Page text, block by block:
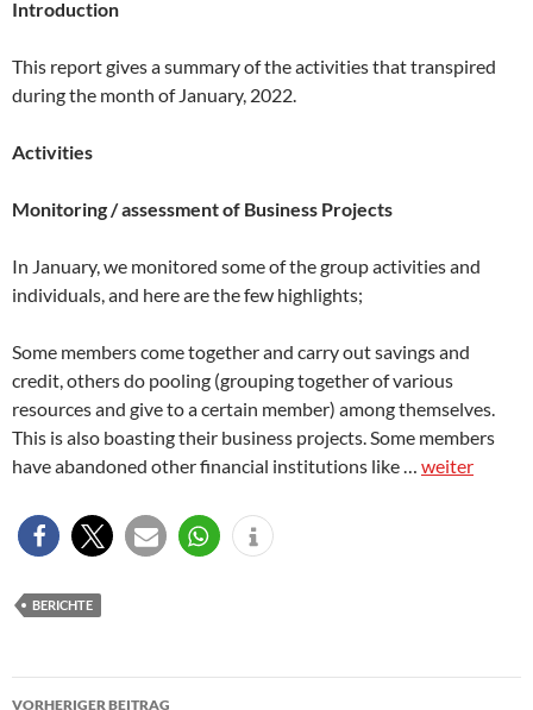
Introduction
This report gives a summary of the activities that transpired
during the month of January, 2022.
Activities
Monitoring / assessment of Business Projects
In January, we monitored some of the group activities and
individuals, and here are the few highlights;
Some members come together and carry out savings and
credit, others do pooling (grouping together of various
resources and give to a certain member) among themselves.
This is also boasting their business projects. Some members
have abandoned other financial institutions like … weiter
BERICHTE
Beitragsnavigation
VORHERIGER BEITRAG